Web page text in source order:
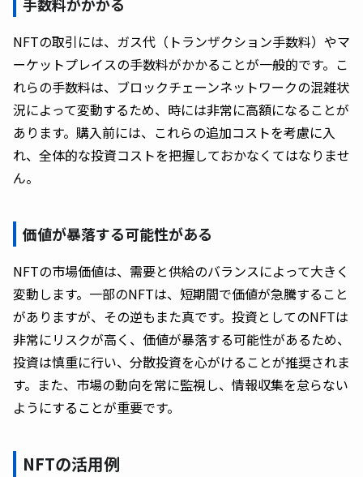
手数料がかかる
NFTの取引には、ガス代（トランザクション手数料）やマ
ーケットプレイスの手数料がかかることが一般的です。こ
れらの手数料は、ブロックチェーンネットワークの混雑状
況によって変動するため、時には非常に高額になることが
あります。購入前には、これらの追加コストを考慮に入
れ、全体的な投資コストを把握しておかなくてはなりませ
ん。
価値が暴落する可能性がある
NFTの市場価値は、需要と供給のバランスによって大きく
変動します。一部のNFTは、短期間で価値が急騰すること
がありますが、その逆もまた真です。投資としてのNFTは
非常にリスクが高く、価値が暴落する可能性があるため、
投資は慎重に行い、分散投資を心がけることが推奨されま
す。また、市場の動向を常に監視し、情報収集を怠らない
ようにすることが重要です。
NFTの活用例